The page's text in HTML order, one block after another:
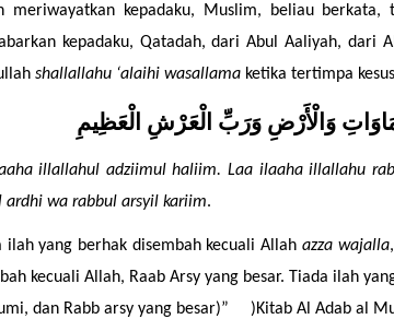
meriwayatkan kepadaku, Muslim, beliau
kepadaku, Qatadah, dari Abul Aaliyah, dari
shallallahu ‘alaihi wasallama ketika tertimpa
وَالْأَرْضِ وَرَبِّ الْعَرْشِ الْعَظِيمِ
illallahul adziimul haliim. Laa ilaaha illallahu
ardhi wa rabbul arsyil kariim.
ilah yang berhak disembah kecuali Allah azza wajalla
kecuali Allah, Raab Arsy yang besar. Tiada ilah
dan Rabb arsy yang besar)”
)Kitab Al Adab al